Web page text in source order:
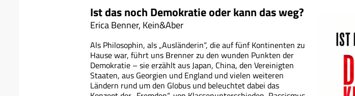
Ist das noch Demokratie oder kann das weg?
Erica Benner, Kein&Aber
Als Philosophin, als „Ausländerin“, die auf fünf Kontinenten zu
Hause war, führt uns Brenner zu den wunden Punkten der
Demokratie – sie erzählt aus Japan, China, den Vereinigten
Staaten, aus Georgien und England und vielen weiteren
Ländern rund um den Globus und beleuchtet dabei das